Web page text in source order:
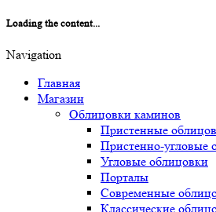
Loading the content...
Navigation
Главная
Магазин
Облицовки каминов
Пристенные
Пристенно-угловые
Угловые облицовки
Порталы
Современные
Классические